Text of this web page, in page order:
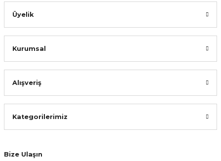
Bize Ulaşın
Üyelik
Kurumsal
Alışveriş
Kategorilerimiz